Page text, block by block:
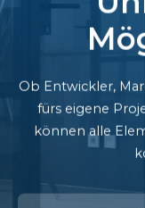
Ob Entwickler,
fürs eigene
können alle